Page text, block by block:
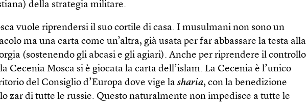
della strategia militare.
vuole riprendersi il suo cortile di casa. I musulmani non sono un
ma una carta come un’altra, già usata per far abbassare la testa alla
(sostenendo gli abcasi e gli agiari). Anche per riprendere il controllo
Cecenia Mosca si è giocata la carta dell’islam. La Cecenia è l’unico
del Consiglio d’Europa dove vige lasharia, con la benedizione
zar di tutte le russie. Questo naturalmente non impedisce a tutte le